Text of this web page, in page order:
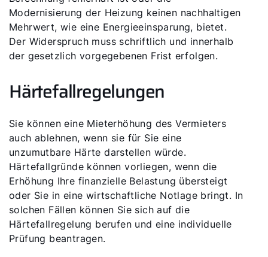
Modernisierung der Heizung keinen nachhaltigen
Mehrwert, wie eine Energieeinsparung, bietet.
Der Widerspruch muss schriftlich und innerhalb
der gesetzlich vorgegebenen Frist erfolgen.
Härtefallregelungen
Sie können eine Mieterhöhung des Vermieters
auch ablehnen, wenn sie für Sie eine
unzumutbare Härte darstellen würde.
Härtefallgründe können vorliegen, wenn die
Erhöhung Ihre finanzielle Belastung übersteigt
oder Sie in eine wirtschaftliche Notlage bringt. In
solchen Fällen können Sie sich auf die
Härtefallregelung berufen und eine individuelle
Prüfung beantragen.